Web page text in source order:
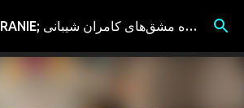
Skip to main content کامرانیه CAMRANIE; سیاه مشق‌های کامران شیبانی